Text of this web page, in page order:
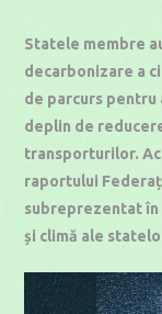
Statele membre
decarbonizare a
de parcurs pentru
deplin de
transporturilor.
raportului
subreprezentat
și climă ale